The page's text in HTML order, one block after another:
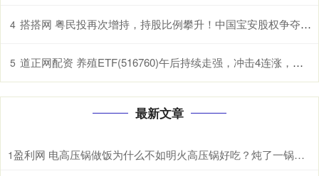
4 搭搭网 粤民投再次增持，持股比例攀升！中国宝安股权争夺战或再起
5 道正网配资 养殖ETF(516760)午后持续走强，冲击4连涨，生猪养殖板块有望开启盈利上行期
最新文章
1 盈利网 电高压锅做饭为什么不如明火高压锅好吃？炖了一锅鸡汤后，我懂了